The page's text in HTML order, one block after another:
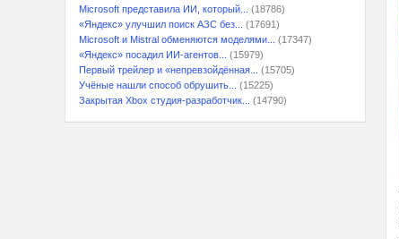
Microsoft представила ИИ, который...
(18786)
«Яндекс» улучшил поиск АЗС без...
(17691)
Microsoft и Mistral обменяются моделями...
(17347)
«Яндекс» посадил ИИ-агентов...
(15979)
Первый трейлер и «непревзойдённая...
(15705)
Учёные нашли способ обрушить...
(15225)
Закрытая Xbox студия-разработчик...
(14790)